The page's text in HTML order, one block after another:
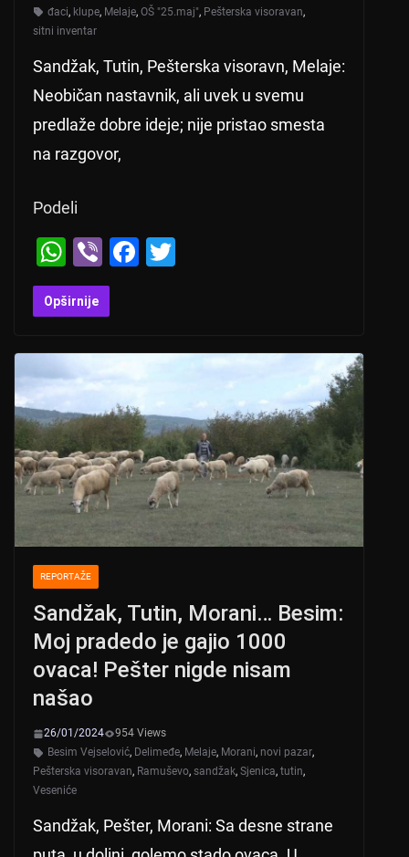
đaci, klupe, Melaje, OŠ "25.maj", Pešterska visoravan,
sitni inventar
Sandžak, Tutin, Pešterska visoravn, Melaje:
Neobičan nastavnik, ali uvek u svemu
predlaže dobre ideje; nije pristao smesta
na razgovor,
Podeli
W
h
at
A
p
Vi
b
er
F
o
k
Opširnije
REPORTAŽE
Sandžak, Tutin, Morani… Besim:
Moj pradedo je gajio 1000
ovaca! Pešter nigde nisam
našao
26/01/2024
954 Views
Besim Vejselović, Delimeđe, Melaje, Morani, novi pazar,
Pešterska visoravan, Ramuševo, sandžak, Sjenica, tutin,
Veseniće
Sandžak, Pešter, Morani: Sa desne strane